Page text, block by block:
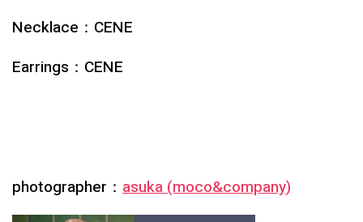
Necklace：CENE
Earrings：CENE
photographer： asuka (moco&company)